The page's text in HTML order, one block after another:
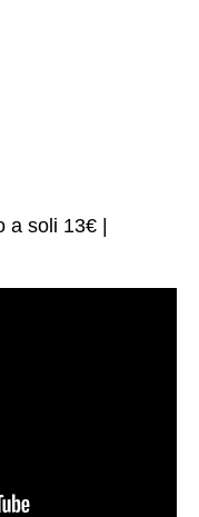
soli 13€ |